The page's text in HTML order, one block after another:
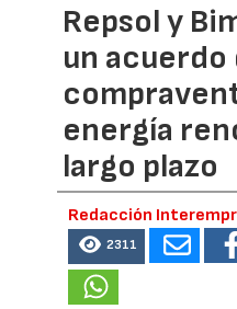
Repsol y
un acuerdo
energía
largo plazo
Redacción
2311